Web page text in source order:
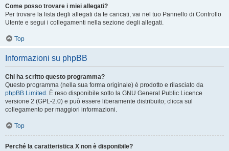
Come posso trovare i miei allegati?
Per trovare la lista degli allegati da te caricati, vai nel tuo Pannello di Controllo
Utente e segui i collegamenti nella sezione degli allegati.
Top
Informazioni su phpBB
Chi ha scritto questo programma?
Questo programma (nella sua forma originale) è prodotto e rilasciato da
phpBB Limited . È reso disponibile sotto la GNU General Public Licence
versione 2 (GPL-2.0) e può essere liberamente distribuito; clicca sul
collegamento per maggiori informazioni.
Top
Perché la caratteristica X non è disponibile?